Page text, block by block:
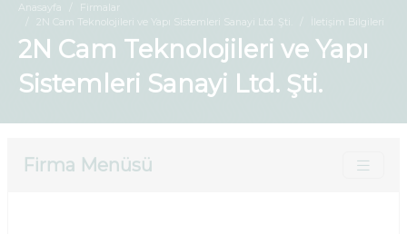
Anasayfa
Firmalar
2N Cam Teknolojileri ve Yapı Sistemleri Sanayi Ltd. Şti.
İletişim Bilgileri
2N Cam Teknolojileri ve Yapı
Sistemleri Sanayi Ltd. Şti.
Firma Menüsü